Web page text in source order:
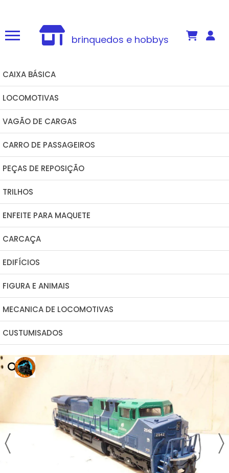
brinquedos e hobbys
CAIXA BÁSICA
LOCOMOTIVAS
VAGÃO DE CARGAS
CARRO DE PASSAGEIROS
PEÇAS DE REPOSIÇÃO
TRILHOS
ENFEITE PARA MAQUETE
CARCAÇA
EDIFÍCIOS
FIGURA E ANIMAIS
MECANICA DE LOCOMOTIVAS
CUSTUMISADOS